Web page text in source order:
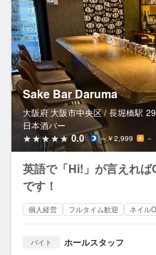
Sake Bar Daruma
大阪府 大阪市中央区 / 長堀橋駅
日本酒バー
0.0 ～￥2,999 －
英語で「Hi!」が言えれ
です！
個人経営 フルタイム歓迎 ネイル
バイト ホールスタッフ